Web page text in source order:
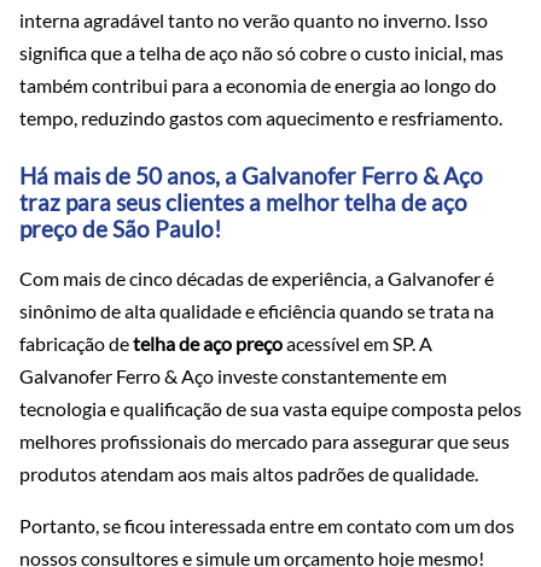
interna agradável tanto no verão quanto no inverno. Isso
significa que a telha de aço não só cobre o custo inicial, mas
também contribui para a economia de energia ao longo do
tempo, reduzindo gastos com aquecimento e resfriamento.
Há mais de 50 anos, a Galvanofer Ferro & Aço
traz para seus clientes a melhor telha de aço
preço de São Paulo!
Com mais de cinco décadas de experiência, a Galvanofer é
sinônimo de alta qualidade e eficiência quando se trata na
fabricação detelha de aço preçoacessível em SP. A
Galvanofer Ferro & Aço investe constantemente em
tecnologia e qualificação de sua vasta equipe composta pelos
melhores profissionais do mercado para assegurar que seus
produtos atendam aos mais altos padrões de qualidade.
Portanto, se ficou interessada entre em contato com um dos
nossos consultores e simule um orçamento hoje mesmo!